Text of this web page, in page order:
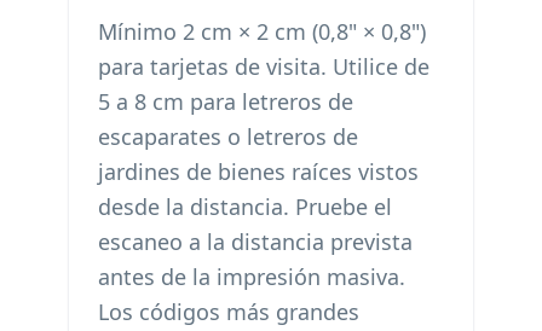
Mínimo 2 cm × 2 cm (0,8" × 0,8")
para tarjetas de visita. Utilice de
5 a 8 cm para letreros de
escaparates o letreros de
jardines de bienes raíces vistos
desde la distancia. Pruebe el
escaneo a la distancia prevista
antes de la impresión masiva.
Los códigos más grandes